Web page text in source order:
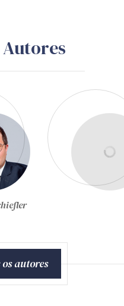
Joel de Menezes Niebuhr
autores